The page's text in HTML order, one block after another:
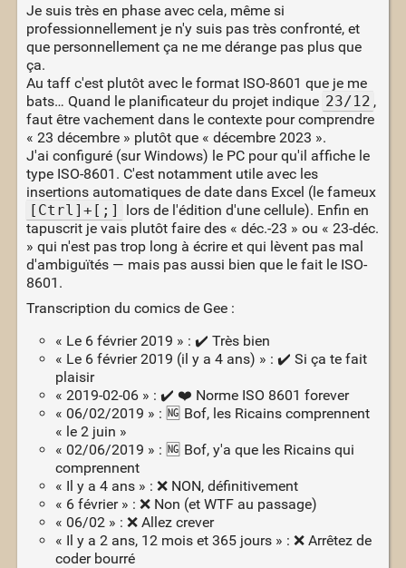
Je suis très en phase avec cela, même si
professionnellement je n'y suis pas très confronté, et
que personnellement ça ne me dérange pas plus que
ça.
Au taff c'est plutôt avec le format ISO-8601 que je me
bats… Quand le planificateur du projet indique 23/12 ,
faut être vachement dans le contexte pour comprendre
« 23 décembre » plutôt que « décembre 2023 ».
J'ai configuré (sur Windows) le PC pour qu'il affiche le
type ISO-8601. C'est notamment utile avec les
insertions automatiques de date dans Excel (le fameux
[Ctrl]+[;]
lors de l'édition d'une cellule). Enfin en
tapuscrit je vais plutôt faire des « déc.-23 » ou « 23-déc.
» qui n'est pas trop long à écrire et qui lèvent pas mal
d'ambiguïtés — mais pas aussi bien que le fait le ISO-
8601.
Transcription du comics de Gee :
« Le 6 février 2019 » : ✔️ Très bien
« Le 6 février 2019 (il y a 4 ans) » : ✔️ Si ça te fait
plaisir
« 2019-02-06 » : ✔️ ❤️ Norme ISO 8601 forever
« 06/02/2019 » : 🆖 Bof, les Ricains comprennent
« le 2 juin »
« 02/06/2019 » : 🆖 Bof, y'a que les Ricains qui
comprennent
« Il y a 4 ans » : ❌ NON, définitivement
« 6 février » : ❌ Non (et WTF au passage)
« 06/02 » : ❌ Allez crever
« Il y a 2 ans, 12 mois et 365 jours » : ❌ Arrêtez de
coder bourré